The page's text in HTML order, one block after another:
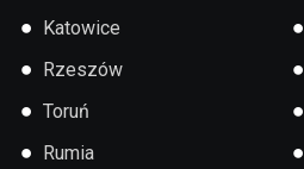
● Katowice
● Rzeszów
● Toruń
● Rumia
●
●
●
●